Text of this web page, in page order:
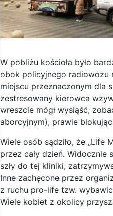
W pobliżu kościoła było
obok policyjnego radiowozu
miejscu przeznaczonym dla
zestresowany kierowca
wreszcie mógł wysiąść,
aborcyjnym), prawie
Wiele osób sądziło, że „Life
przez cały dzień. Widocznie
szły do tej kliniki,
Inne zachęcone przez
z ruchu pro-life tzw.
Wiele kobiet z okolicy